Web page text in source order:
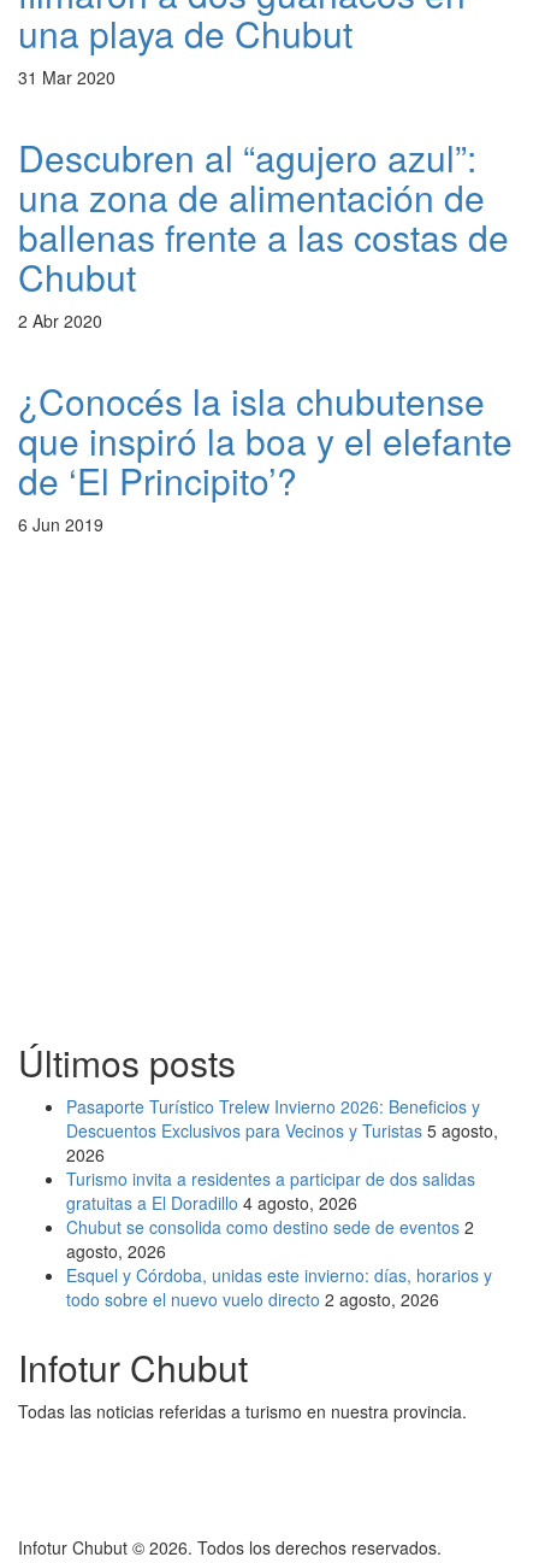
una playa de Chubut
31 Mar 2020
Descubren al “agujero azul”:
una zona de alimentación de
ballenas frente a las costas de
Chubut
2 Abr 2020
¿Conocés la isla chubutense
que inspiró la boa y el elefante
de ‘El Principito’?
6 Jun 2019
Últimos posts
Pasaporte Turístico Trelew Invierno 2026: Beneficios y
Descuentos Exclusivos para Vecinos y Turistas 5 agosto,
2026
Turismo invita a residentes a participar de dos salidas
gratuitas a El Doradillo 4 agosto, 2026
Chubut se consolida como destino sede de eventos 2
agosto, 2026
Esquel y Córdoba, unidas este invierno: días, horarios y
todo sobre el nuevo vuelo directo 2 agosto, 2026
Infotur Chubut
Todas las noticias referidas a turismo en nuestra provincia.
Infotur Chubut © 2026. Todos los derechos reservados.